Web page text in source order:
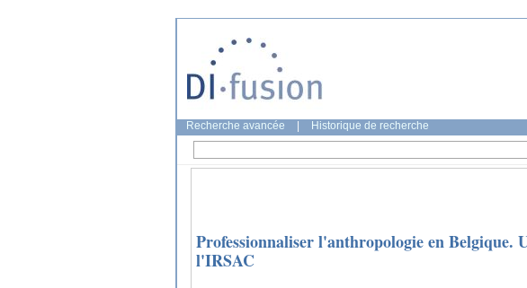
Recherche avancée Historique de recherche
Professionnaliser l'anthropologie en Belgique.
l'IRSAC